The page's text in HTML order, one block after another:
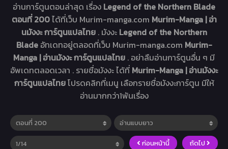
อ่านการ์ตูนตอนล่าสุด เรื่อง Legend of the Northern Blade
ตอนที่ 200ได้ที่เว็บ Murim-manga.com Murim-Manga | อ่า
นมังงะ การ์ตูนแปลไทย . มังงะ Legend of the Northern
Blade อัทเดทอยู่ตลอดที่เว็บ Murim-manga.com Murim-
Manga | อ่านมังงะ การ์ตูนแปลไทย . อย่าลืมอ่านการ์ตูนอื่น ๆ มี
อัพเดทตลอดเวลา . รายชื่อมังงะ ได้ที่ Murim-Manga | อ่านมังงะ
การ์ตูนแปลไทยโปรดคลิกที่เมนู เลือกรายชื่อมังงะการ์ตูน มีให้
อ่านมากกว่า1พันเรื่อง
ก่อนหน้านี้ ถัดไป